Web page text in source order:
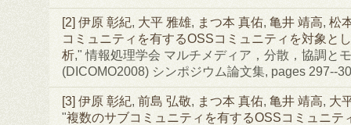
[2] 伊原 彰紀, 大平 雅雄, まつ本 真佑, 亀井 靖高, 松
コミュニティを有するOSSコミュニティを対象と
析," 情報処理学会 マルチメディア，分散，協調と
(DICOMO2008) シンポジウム論文集, pages 297--
[3] 伊原 彰紀, 前島 弘敬, まつ本 真佑, 亀井 靖高, 大
"複数のサブコミュニティを有するOSSコミュニテ